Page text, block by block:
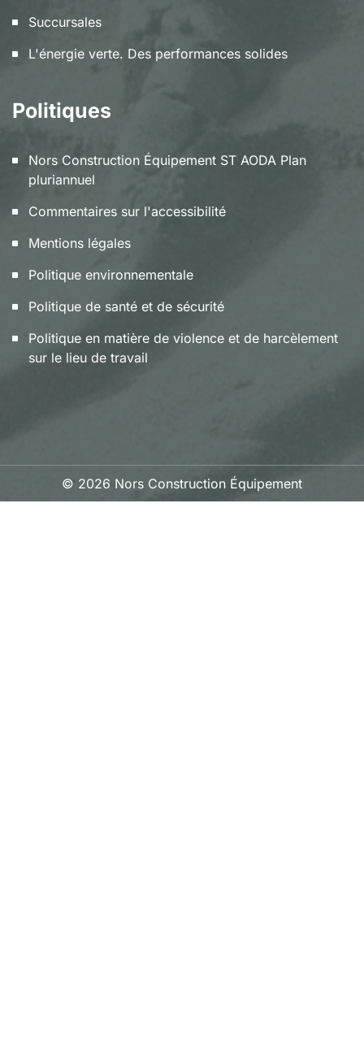
Succursales
L'énergie verte. Des performances solides
Politiques
Nors Construction Équipement ST AODA Plan
pluriannuel
Commentaires sur l'accessibilité
Mentions légales
Politique environnementale
Politique de santé et de sécurité
Politique en matière de violence et de harcèlement
sur le lieu de travail
© 2026 Nors Construction Équipement